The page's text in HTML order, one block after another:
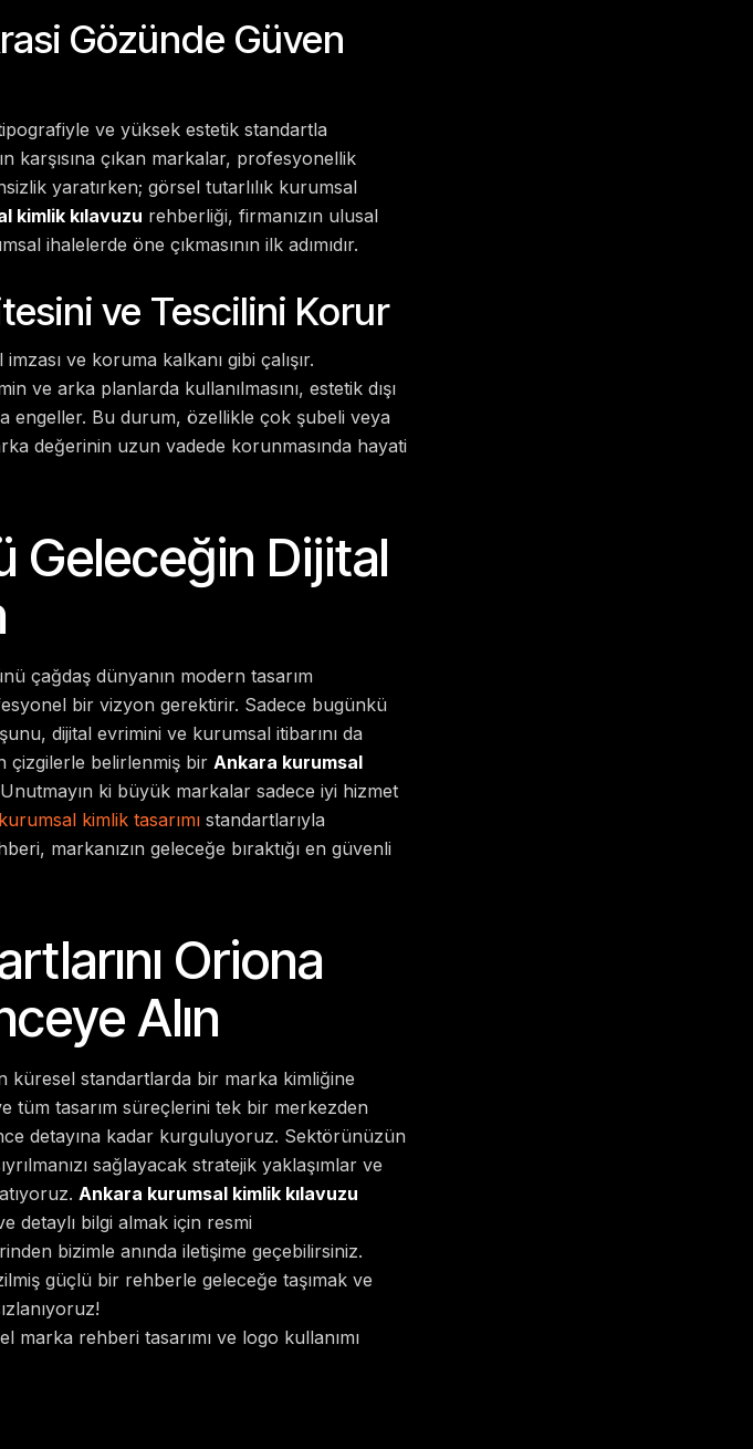
Gözünde Güven
ve yüksek estetik standartla
karşısına çıkan markalar, profesyonellik
yaratırken; görsel tutarlılık kurumsal
kimlik kılavuzu rehberliği, firmanızın ulusal
ihalelerde öne çıkmasının ilk adımıdır.
ve Tescilini Korur
ve koruma kalkanı gibi çalışır.
ve arka planlarda kullanılmasını, estetik dışı
engeller. Bu durum, özellikle çok şubeli veya
değerinin uzun vadede korunmasında hayati
Geleceğin Dijital
çağdaş dünyanın modern tasarım
bir vizyon gerektirir. Sadece bugünkü
dijital evrimini ve kurumsal itibarını da
çizgilerle belirlenmiş bir Ankara kurumsal
Unutmayın ki büyük markalar sadece iyi hizmet
kurumsal kimlik tasarımıstandartlarıyla
markanızın geleceğe bıraktığı en güvenli
Oriona
Alın
küresel standartlarda bir marka kimliğine
tüm tasarım süreçlerini tek bir merkezden
detayına kadar kurguluyoruz. Sektörünüzün
sağlayacak stratejik yaklaşımlar ve
Ankara kurumsal kimlik kılavuzu
detaylı bilgi almak için resmi
bizimle anında iletişime geçebilirsiniz.
güçlü bir rehberle geleceğe taşımak ve